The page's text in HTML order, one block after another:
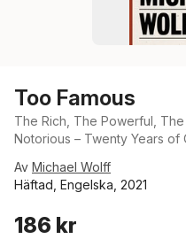
Too Famous
The Rich, The Powerful,
Notorious – Twenty Years of
Av Michael Wolff
Häftad, Engelska, 2021
186 kr